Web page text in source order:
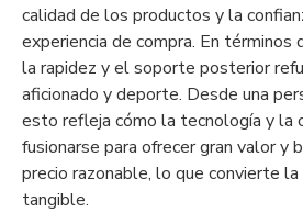
calidad de los productos y la
experiencia de compra. En términos
la rapidez y el soporte posterior
aficionado y deporte. Desde una
esto refleja cómo la tecnología y la
fusionarse para ofrecer gran valor y
precio razonable, lo que convierte la
tangible.